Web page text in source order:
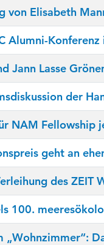
von Elisabeth
Alumni-
Jann Lasse
der
NAM Fellowship
geht an
des ZEIT
100.
„Wohnzimmer“: